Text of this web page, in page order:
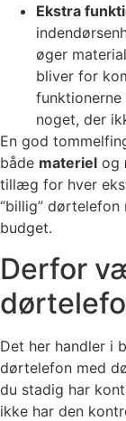
Ekstra
øger
bliver for
noget, der
En god
både materiel og
tillæg for hver
“billig”
budget.
Derfor
Det her handler i
dørtelefon med
du stadig har
ikke har den